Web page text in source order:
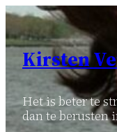
Ga
naar
inhoud
Kirsten
Het is beter te
dan te berusten